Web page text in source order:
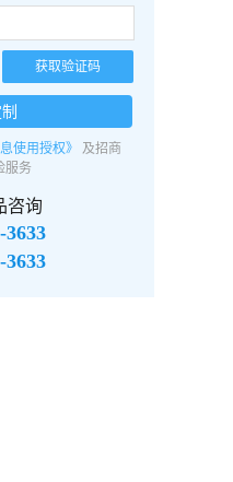
获取验证码
使用授权》
及招商
服务
咨询
3633
3633